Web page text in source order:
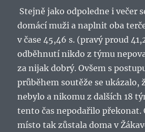
Stejně jako odpoledne i večer
domácí muži a naplnit oba
v čase 45,46 s. (pravý proud
odběhnutí nikdo z týmu
za nijak dobrý. Ovšem s
průběhem soutěže se ukázalo,
nebylo a nikomu z dalších 18
tento čas nepodařilo překonat.
místo tak zůstala doma v